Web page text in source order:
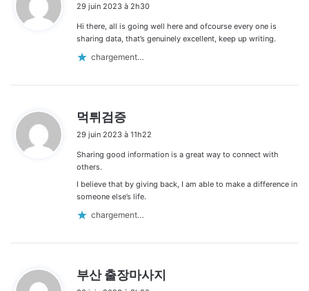
t
:
29 juin 2023 à 2h30
Hi there, all is going well here and ofcourse every one is
sharing data, that’s genuinely excellent, keep up writing.
chargement…
먹튀검증
t
29 juin 2023 à 11h22
Sharing good information is a great way to connect with
others.
I believe that by giving back, I am able to make a difference in
someone else’s life.
chargement…
부산 출장마사지